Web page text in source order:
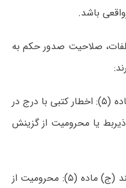
باشد.
صلاحیت صدور حکم به
الف- در مورد مشمولان بند (الف) ماده (۵): اخطار کتبی با درج در
یا محرومیت از گزینش
ب- در مورد مشمولان بند (ب) یا بند (ج) ماده (۵): محرومیت از